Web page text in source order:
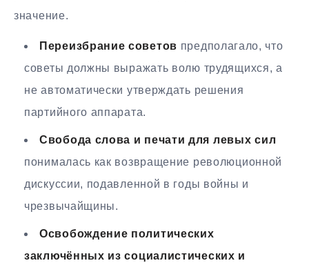
значение.
Переизбрание советов предполагало, что
советы должны выражать волю трудящихся, а
не автоматически утверждать решения
партийного аппарата.
Свобода слова и печати для левых сил
понималась как возвращение революционной
дискуссии, подавленной в годы войны и
чрезвычайщины.
Освобождение политических
заключённых из социалистических и